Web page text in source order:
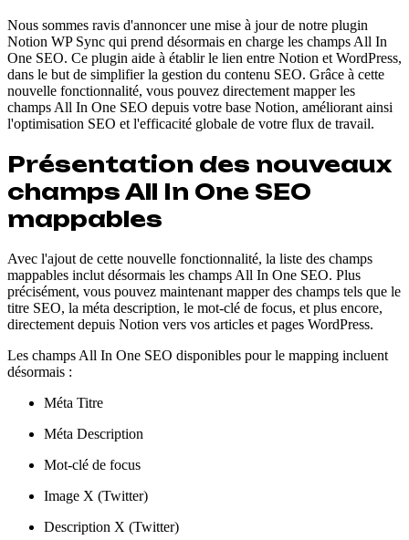
Nous sommes ravis d'annoncer une mise à jour de notre plugin
Notion WP Sync qui prend désormais en charge les champs All In
One SEO. Ce plugin aide à établir le lien entre Notion et WordPress,
dans le but de simplifier la gestion du contenu SEO. Grâce à cette
nouvelle fonctionnalité, vous pouvez directement mapper les
champs All In One SEO depuis votre base Notion, améliorant ainsi
l'optimisation SEO et l'efficacité globale de votre flux de travail.
Présentation des nouveaux
champs All In One SEO
mappables
Avec l'ajout de cette nouvelle fonctionnalité, la liste des champs
mappables inclut désormais les champs All In One SEO. Plus
précisément, vous pouvez maintenant mapper des champs tels que le
titre SEO, la méta description, le mot-clé de focus, et plus encore,
directement depuis Notion vers vos articles et pages WordPress.
Les champs All In One SEO disponibles pour le mapping incluent
désormais :
Méta Titre
Méta Description
Mot-clé de focus
Image X (Twitter)
Description X (Twitter)